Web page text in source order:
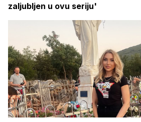
zaljubljen u ovu seriju'